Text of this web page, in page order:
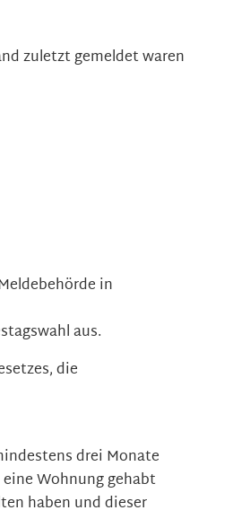
zuletzt gemeldet waren
in
aus.
die
drei Monate
Wohnung gehabt
haben und dieser